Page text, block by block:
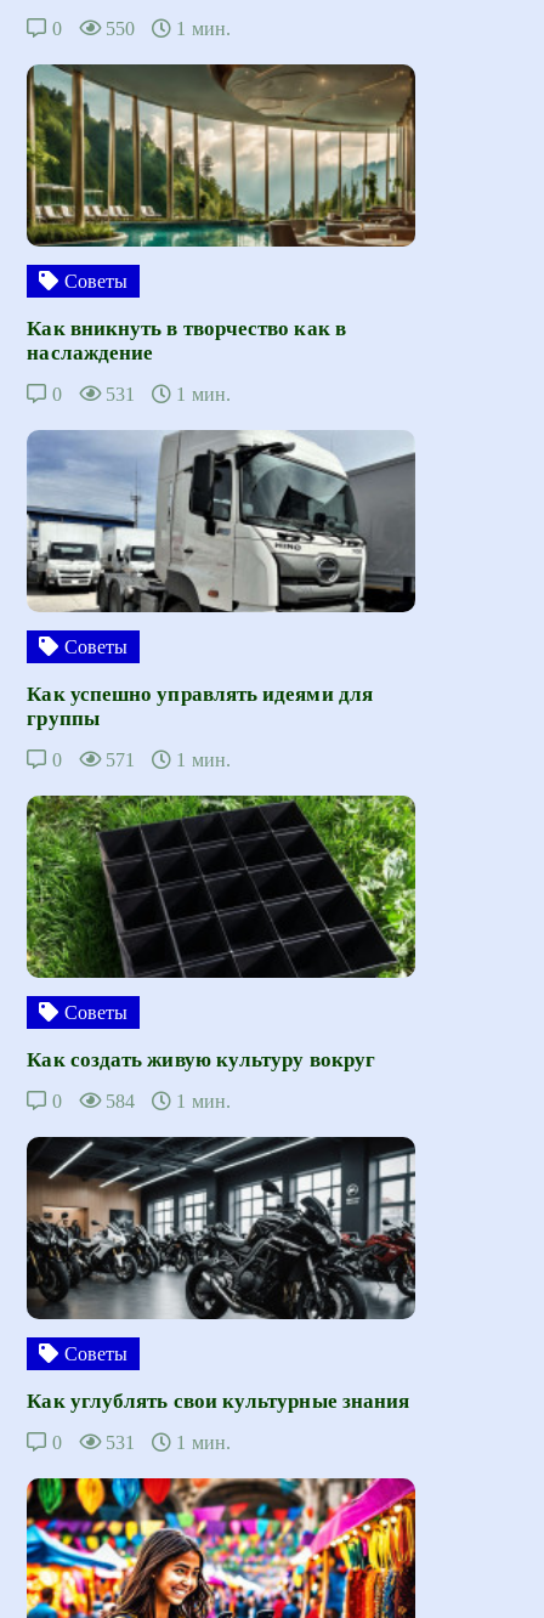
0 550 1 мин.
Советы
Как вникнуть в творчество как в
наслаждение
0 531 1 мин.
Советы
Как успешно управлять идеями для
группы
0 571 1 мин.
Советы
Как создать живую культуру вокруг
0 584 1 мин.
Советы
Как углублять свои культурные знания
0 531 1 мин.